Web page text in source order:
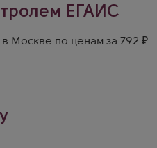
ЕГАИС
Москве по ценам за 792 ₽